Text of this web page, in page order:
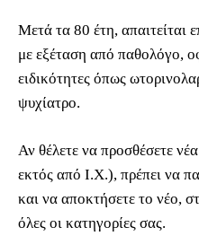
Μετά τα 80 έτη, απαιτείται
με εξέταση από παθολόγο,
ειδικότητες όπως
ψυχίατρο.
Αν θέλετε να προσθέσετε
εκτός από Ι.Χ.), πρέπει να
και να αποκτήσετε το νέο,
όλες οι κατηγορίες σας.